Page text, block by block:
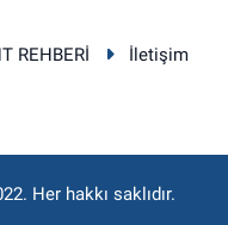
REHBERİ
İletişim
Her hakkı saklıdır.